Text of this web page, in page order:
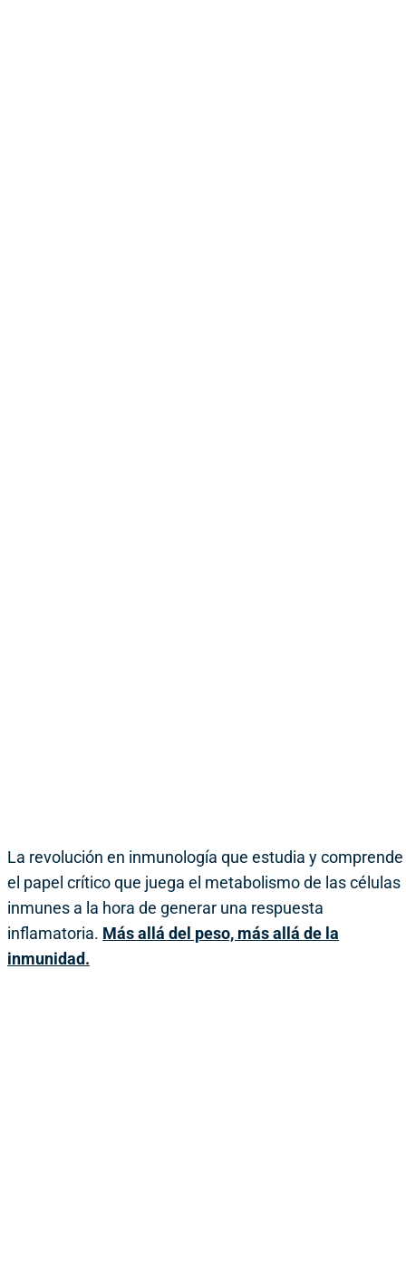
La revolución en inmunología que estudia y comprende
el papel crítico que juega el metabolismo de las células
inmunes a la hora de generar una respuesta
inflamatoria. Más allá del peso, más allá de la
inmunidad.